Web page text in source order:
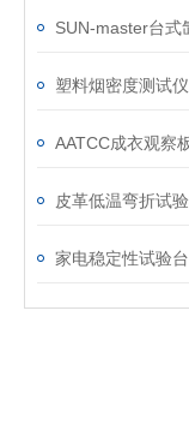
塑料烟密度测试仪
家电稳定性试验台